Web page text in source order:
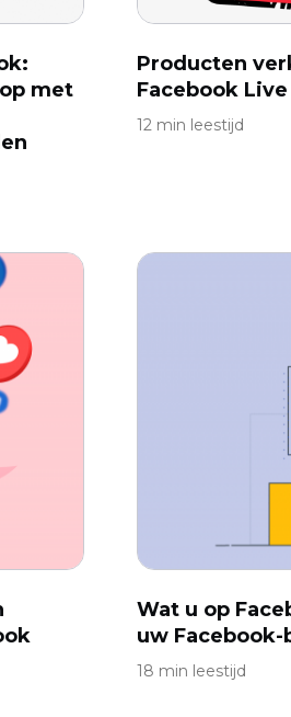
met
Producten
Facebook
12 min leestijd
Wat u op
uw
18 min leestijd